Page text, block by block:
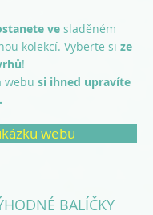
ve sladěném
kolekcí. Vyberte si ze
!
webu si ihned upravíte
webu
BALÍČKY